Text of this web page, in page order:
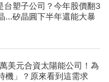
台塑子公司？今年股價翻3
...矽晶圓下半年還能大暴
美元合資太陽能公司！為
機」？原來看到這需求